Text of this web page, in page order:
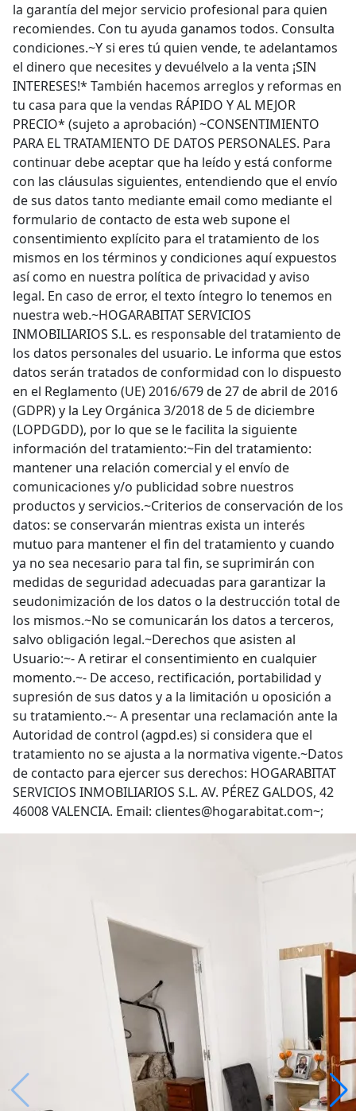
la garantía del mejor servicio profesional para quien
recomiendes. Con tu ayuda ganamos todos. Consulta
condiciones.~Y si eres tú quien vende, te adelantamos
el dinero que necesites y devuélvelo a la venta ¡SIN
INTERESES!* También hacemos arreglos y reformas en
tu casa para que la vendas RÁPIDO Y AL MEJOR
PRECIO* (sujeto a aprobación) ~CONSENTIMIENTO
PARA EL TRATAMIENTO DE DATOS PERSONALES. Para
continuar debe aceptar que ha leído y está conforme
con las cláusulas siguientes, entendiendo que el envío
de sus datos tanto mediante email como mediante el
formulario de contacto de esta web supone el
consentimiento explícito para el tratamiento de los
mismos en los términos y condiciones aquí expuestos
así como en nuestra política de privacidad y aviso
legal. En caso de error, el texto íntegro lo tenemos en
nuestra web.~HOGARABITAT SERVICIOS
INMOBILIARIOS S.L. es responsable del tratamiento de
los datos personales del usuario. Le informa que estos
datos serán tratados de conformidad con lo dispuesto
en el Reglamento (UE) 2016/679 de 27 de abril de 2016
(GDPR) y la Ley Orgánica 3/2018 de 5 de diciembre
(LOPDGDD), por lo que se le facilita la siguiente
información del tratamiento:~Fin del tratamiento:
mantener una relación comercial y el envío de
comunicaciones y/o publicidad sobre nuestros
productos y servicios.~Criterios de conservación de los
datos: se conservarán mientras exista un interés
mutuo para mantener el fin del tratamiento y cuando
ya no sea necesario para tal fin, se suprimirán con
medidas de seguridad adecuadas para garantizar la
seudonimización de los datos o la destrucción total de
los mismos.~No se comunicarán los datos a terceros,
salvo obligación legal.~Derechos que asisten al
Usuario:~- A retirar el consentimiento en cualquier
momento.~- De acceso, rectificación, portabilidad y
supresión de sus datos y a la limitación u oposición a
su tratamiento.~- A presentar una reclamación ante la
Autoridad de control (agpd.es) si considera que el
tratamiento no se ajusta a la normativa vigente.~Datos
de contacto para ejercer sus derechos: HOGARABITAT
SERVICIOS INMOBILIARIOS S.L. AV. PÉREZ GALDOS, 42
46008 VALENCIA. Email: clientes@hogarabitat.com~;